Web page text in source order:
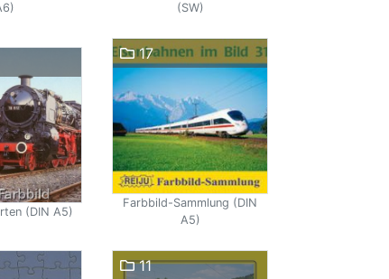
(SW)
(DIN A5)
17
Farbbild-Sammlung (DIN
A5)
11